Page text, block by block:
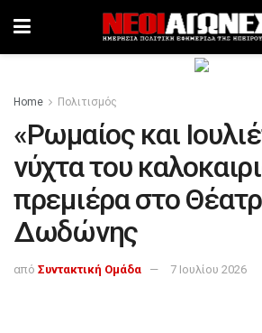
Home Πολιτισμός
«Ρωμαίος και
νύχτα του
πρεμιέρα στο
Δωδώνης
από Συντακτική Ομάδα 7 Ιουλίου 2026